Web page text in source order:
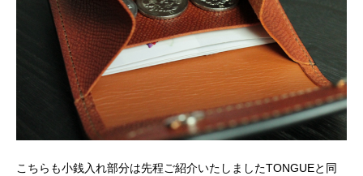
こちらも小銭入れ部分は先程ご紹介いたしましたTONGUEと同